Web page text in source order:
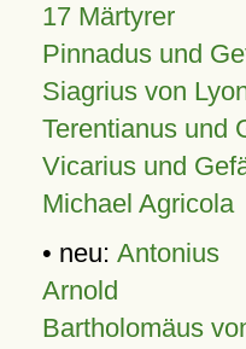
17 Märtyrer
Pinnadus und
Siagrius von
Terentianus und
Vicarius und
Michael Agricola
• neu: Antonius
Arnold
Bartholomäus